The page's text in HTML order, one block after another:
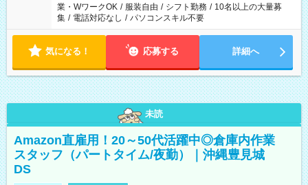
業・WワークOK / 服装自由 / シフト勤務 / 10名以上の大量募
集 / 電話対応なし / パソコンスキル不要
気になる！ 応募する 詳細へ
未読
Amazon直雇用！20～50代活躍中◎倉庫内作業
スタッフ（パートタイム/夜勤）｜沖縄豊見城
DS